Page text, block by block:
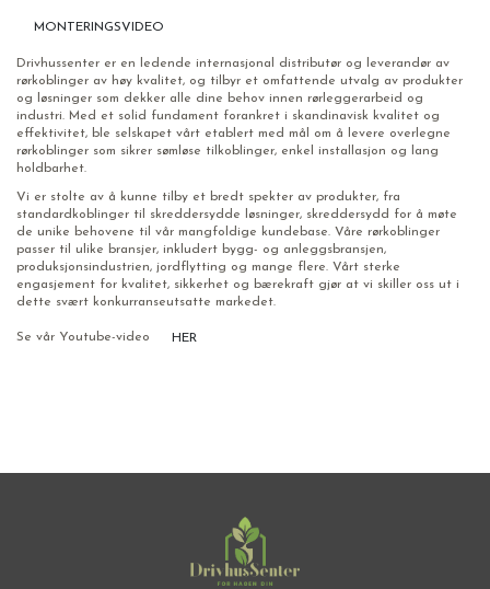
MONTERINGSVIDEO
Drivhussenter er en ledende internasjonal distributør og leverandør av
rørkoblinger av høy kvalitet, og tilbyr et omfattende utvalg av produkter
og løsninger som dekker alle dine behov innen rørleggerarbeid og
industri. Med et solid fundament forankret i skandinavisk kvalitet og
effektivitet, ble selskapet vårt etablert med mål om å levere overlegne
rørkoblinger som sikrer sømløse tilkoblinger, enkel installasjon og lang
holdbarhet.
Vi er stolte av å kunne tilby et bredt spekter av produkter, fra
standardkoblinger til skreddersydde løsninger, skreddersydd for å møte
de unike behovene til vår mangfoldige kundebase. Våre rørkoblinger
passer til ulike bransjer, inkludert bygg- og anleggsbransjen,
produksjonsindustrien, jordflytting og mange flere. Vårt sterke
engasjement for kvalitet, sikkerhet og bærekraft gjør at vi skiller oss ut i
dette svært konkurranseutsatte markedet.
Se vår Youtube-video HER